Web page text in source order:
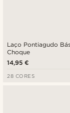
Laço Pontiagudo
Choque
14,95 €
28 CORES